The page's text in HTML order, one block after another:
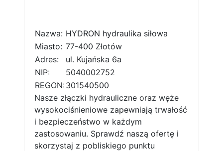
Nazwa: HYDRON hydraulika siłowa
Miasto: 77-400 Złotów
Adres:
ul. Kujańska 6a
NIP:
5040002752
REGON:301540500
Nasze złączki hydrauliczne oraz węże
wysokociśnieniowe zapewniają trwałość
i bezpieczeństwo w każdym
zastosowaniu. Sprawdź naszą ofertę i
skorzystaj z pobliskiego punktu